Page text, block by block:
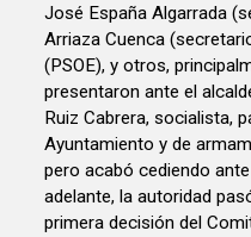
José España Algarrada
Arriaza Cuenca
(PSOE), y otros,
presentaron ante el
Ruiz Cabrera, socialista,
Ayuntamiento y de
pero acabó cediendo
adelante, la autoridad
primera decisión del